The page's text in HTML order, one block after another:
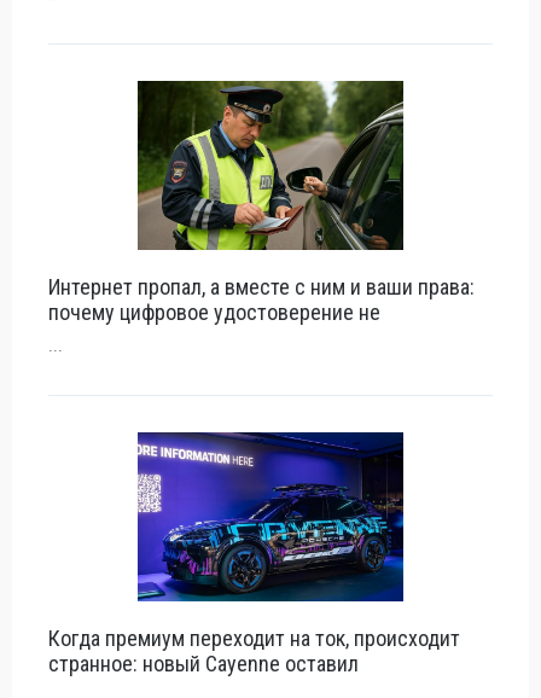
Интернет пропал, а вместе с ним и ваши права:
почему цифровое удостоверение не
...
Когда премиум переходит на ток, происходит
странное: новый Cayenne оставил